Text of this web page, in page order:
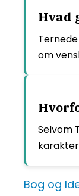
Hvad
om
Selvom
Bog og